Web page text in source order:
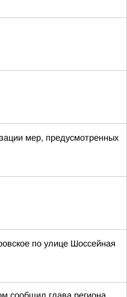
мер, предусмотренных
по улице Шоссейная